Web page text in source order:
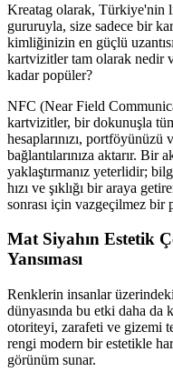
Kreatag olarak, Türkiye'nin
gururuyla, size sadece bir
kimliğinizin en güçlü
kartvizitler tam olarak nedir
kadar popüler?
NFC (Near Field
kartvizitler, bir dokunuşla
hesaplarınızı,
bağlantılarınıza aktarır. Bir
yaklaştırmanız yeterlidir;
hızı ve şıklığı bir araya
sonrası için vazgeçilmez bir
Mat Siyahın Estetik
Yansıması
Renklerin insanlar
dünyasında bu etki daha
otoriteyi, zarafeti ve gizemi
rengi modern bir estetikle
görünüm sunar.